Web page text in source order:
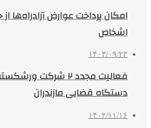
امکان پرداخت عوارض آزادراه‌ها
اشخاص
۱۴۰۳/۰۹/۲۳
فعالیت مجدد ۲ شرکت
دستگاه قضایی مازندران
۱۴۰۲/۱۱/۱۶